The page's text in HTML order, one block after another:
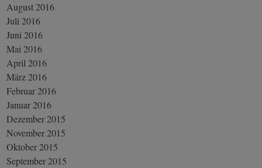
August 2016
Juli 2016
Juni 2016
Mai 2016
April 2016
März 2016
Februar 2016
Januar 2016
Dezember 2015
November 2015
Oktober 2015
September 2015